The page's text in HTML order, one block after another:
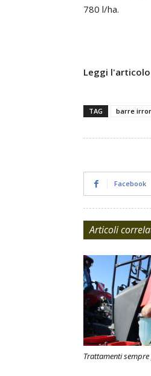
780 l/ha.
Leggi
TAG barre
Facebook
Articoli
Trattamenti